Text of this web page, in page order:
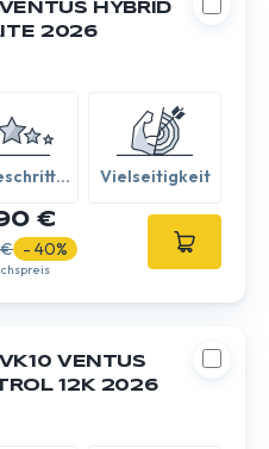
HYBRID
2026
Vielseitigkeit
€
€ - 40%
VENTUS
12K 2026